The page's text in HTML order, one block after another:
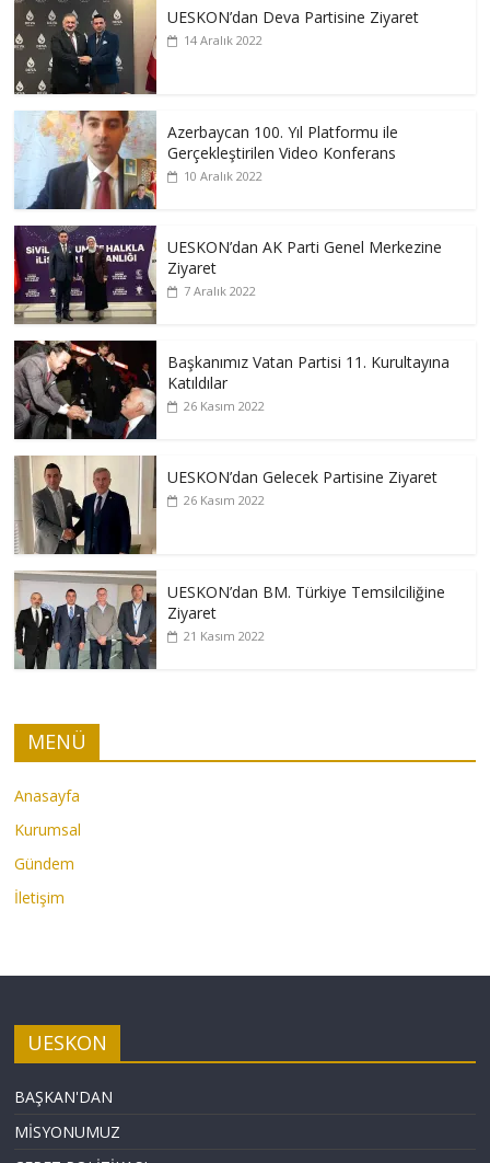
UESKON’dan Deva Partisine Ziyaret
14 Aralık 2022
Azerbaycan 100. Yıl Platformu ile
Gerçekleştirilen Video Konferans
10 Aralık 2022
UESKON’dan AK Parti Genel Merkezine
Ziyaret
7 Aralık 2022
Başkanımız Vatan Partisi 11. Kurultayına
Katıldılar
26 Kasım 2022
UESKON’dan Gelecek Partisine Ziyaret
26 Kasım 2022
UESKON’dan BM. Türkiye Temsilciliğine
Ziyaret
21 Kasım 2022
MENÜ
Anasayfa
Kurumsal
Gündem
İletişim
UESKON
BAŞKAN'DAN
MİSYONUMUZ